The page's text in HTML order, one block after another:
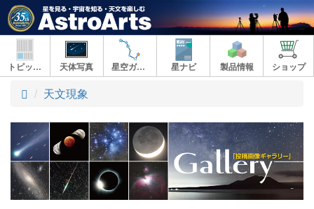
トピックス 天体写真 星空ガイド 星ナビ 製品情報 ショップ
ト
プ
天文現象